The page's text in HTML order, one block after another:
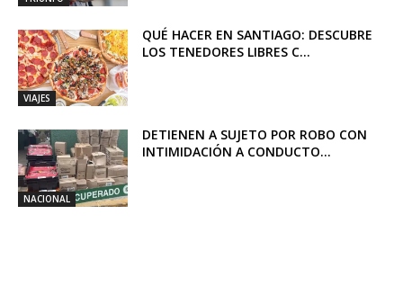
VIAJES
QUÉ HACER EN SANTIAGO: DESCUBRE
LOS TENEDORES LIBRES C...
NACIONAL
DETIENEN A SUJETO POR ROBO CON
INTIMIDACIÓN A CONDUCTO...